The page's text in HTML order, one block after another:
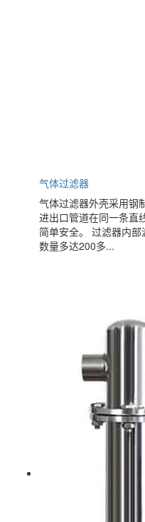
气体过滤器
气体过滤器外壳采用钢
进出口管道在同一条直
简单安全。 过滤器内部
数量多达200多...